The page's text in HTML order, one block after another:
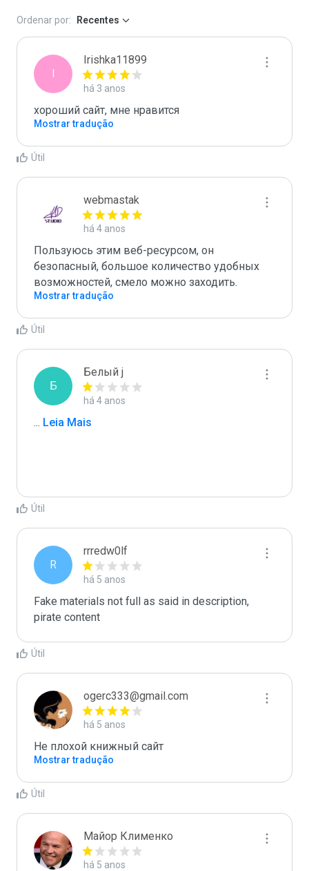
Ordenar por: Recentes
I
Irishka11899
há 3 anos
хороший сайт, мне нравится
Mostrar tradução
Útil
webmastak
há 4 anos
Пользуюсь этим веб-ресурсом, он
безопасный, большое количество удобных
возможностей, смело можно заходить.
Mostrar tradução
Útil
Б
Белый j
há 4 anos
... Leia Mais
Útil
R
rrredw0lf
há 5 anos
Fake materials not full as said in description,
pirate content
Útil
ogerc333@gmail.com
há 5 anos
Не плохой книжный сайт
Mostrar tradução
Útil
Майор Клименко
há 5 anos